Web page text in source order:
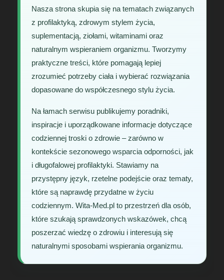
Nasza strona skupia się na tematach związanych
z profilaktyką, zdrowym stylem życia,
suplementacją, ziołami, witaminami oraz
naturalnym wspieraniem organizmu. Tworzymy
praktyczne treści, które pomagają lepiej
zrozumieć potrzeby ciała i wybierać rozwiązania
dopasowane do współczesnego stylu życia.
Na łamach serwisu publikujemy poradniki,
inspiracje i uporządkowane informacje dotyczące
codziennej troski o zdrowie – zarówno w
kontekście sezonowego wsparcia odporności, jak
i długofalowej profilaktyki. Stawiamy na
przystępny język, rzetelne podejście oraz tematy,
które są naprawdę przydatne w życiu
codziennym. Wita-Med.pl to przestrzeń dla osób,
które szukają sprawdzonych wskazówek, chcą
poszerzać wiedzę o zdrowiu i interesują się
naturalnymi sposobami wspierania organizmu.